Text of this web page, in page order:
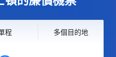
程 多個目的地